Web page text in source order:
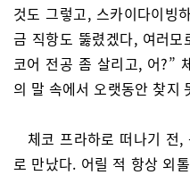
것도 그렇고, 스카이다이빙
금 직항도 뚫렸겠다, 여러
코어 전공 좀 살리고, 어?”
의 말 속에서 오랫동안 찾지
체코 프라하로 떠나기 전
로 만났다. 어릴 적 항상 외